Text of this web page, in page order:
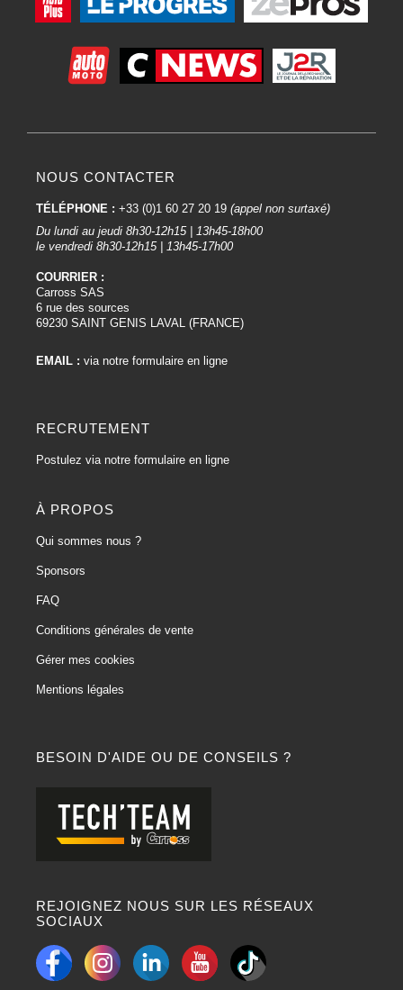
BESOIN D'AIDE OU DE CONSEILS ?
REJOIGNEZ NOUS SUR LES RÉSEAUX
SOCIAUX
NOUS CONTACTER
TÉLÉPHONE : +33 (0)1 60 27 20 19 (appel non surtaxé)
Du lundi au jeudi 8h30-12h15 | 13h45-18h00
le vendredi 8h30-12h15 | 13h45-17h00
COURRIER :
Carross SAS
6 rue des sources
69230 SAINT GENIS LAVAL (FRANCE)
EMAIL : via notre formulaire en ligne
RECRUTEMENT
Postulez via notre formulaire en ligne
À PROPOS
Qui sommes nous ?
Sponsors
FAQ
Conditions générales de vente
Gérer mes cookies
Mentions légales